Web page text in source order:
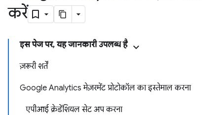
करें
इस पेज पर, यह जानकारी उपलब्ध है
ज़रूरी शर्तें
Google Analytics मेज़रमेंट प्रोटोकॉल का इस्तेमाल करना
एपीआई क्रेडेंशियल सेट अप करना